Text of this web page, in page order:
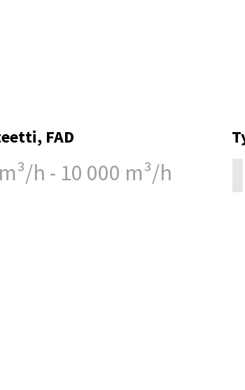
FAD
h - 10 000 m³/h